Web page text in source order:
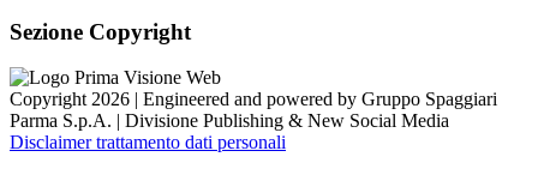
Sezione Copyright
Copyright 2026 | Engineered and powered by Gruppo Spaggiari
Parma S.p.A. | Divisione Publishing & New Social Media
Disclaimer trattamento dati personali